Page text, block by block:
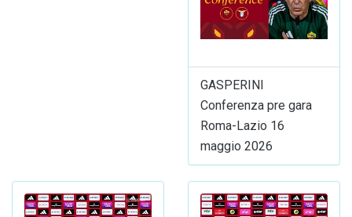
GASPERINI
Conferenza pre gara
Roma-Lazio 16
maggio 2026